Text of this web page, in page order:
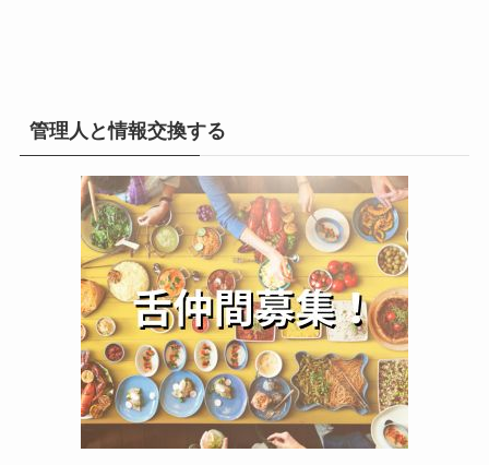
管理人と情報交換する